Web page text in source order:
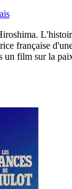
française
un film sur la